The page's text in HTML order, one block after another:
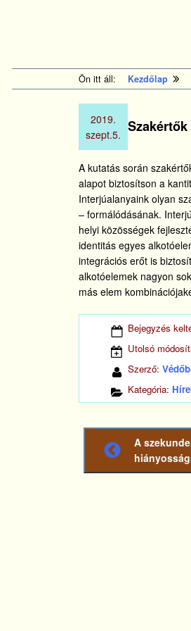
Ön itt áll: Kezdőlap
2019.
szept.5.
A kutatás során
alapot biztosítson a
Interjúalanyaink olyan
– formálódásának.
helyi közösségek
identitás egyes
integrációs erőt is
alkotóelemek nagyon
más elem
Bejegyzés
Utolsó
Szerző:
Kategória:
Előző
bejegyzés
A